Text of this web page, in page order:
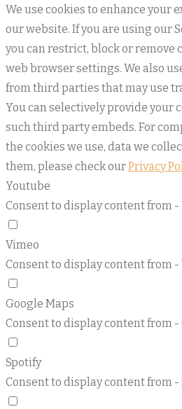
We use cookies to enhance your
our website. If you are using our
you can restrict, block or remove
web browser settings. We also
from third parties that may use
You can selectively provide your
such third party embeds. For
the cookies we use, data we
them, please check ourPrivacy
Youtube
Consent to display content from -
Vimeo
Consent to display content from -
Google Maps
Consent to display content from -
Spotify
Consent to display content from -